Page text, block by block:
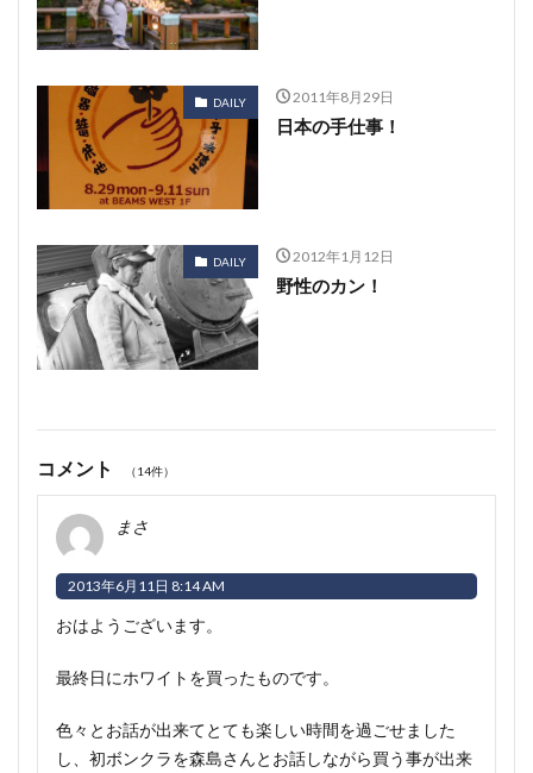
DAILY 2011年8月29日
日本の手仕事！
DAILY 2012年1月12日
野性のカン！
コメント （14件）
まさ
2013年6月11日 8:14 AM
おはようございます。
最終日にホワイトを買ったものです。
色々とお話が出来てとても楽しい時間を過ごせました
し、初ボンクラを森島さんとお話しながら買う事が出来